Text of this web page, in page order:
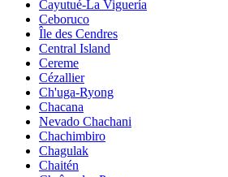
Cayutué-La Viguería
Ceboruco
Île des Cendres
Central Island
Cereme
Cézallier
Ch'uga-Ryong
Chacana
Nevado Chachani
Chachimbiro
Chagulak
Chaitén